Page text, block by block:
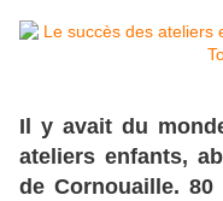
Il y avait du
ateliers enfants,
de Cornouaille.